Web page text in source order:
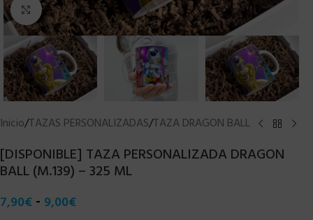
Clic para ampliar
Inicio/TAZAS PERSONALIZADAS/TAZA DRAGON BALL
[DISPONIBLE] TAZA PERSONALIZADA DRAGON
BALL (M.139) – 325 ML
7,90€ - 9,00€